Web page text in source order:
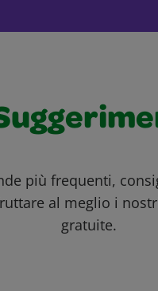
più frequenti,
al meglio i
gratuite.